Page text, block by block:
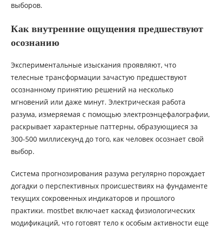
выборов.
Как внутренние ощущения предшествуют
осознанию
Экспериментальные изыскания проявляют, что
телесные трансформации зачастую предшествуют
осознанному принятию решений на несколько
мгновений или даже минут. Электрическая работа
разума, измеряемая с помощью электроэнцефалографии,
раскрывает характерные паттерны, образующиеся за
300-500 миллисекунд до того, как человек осознает свой
выбор.
Система прогнозирования разума регулярно порождает
догадки о перспективных происшествиях на фундаменте
текущих сокровенных индикаторов и прошлого
практики. mostbet включает каскад физиологических
модификаций, что готовят тело к особым активности еще